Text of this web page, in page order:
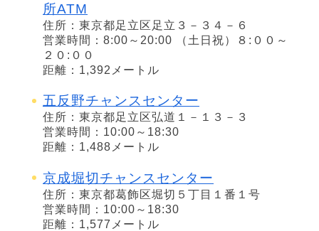
所ATM
住所：東京都足立区足立３－３４－６
営業時間：8:00～20:00 （土日祝）８:００～
２０:００
距離：1,392メートル
五反野チャンスセンター
住所：東京都足立区弘道１－１３－３
営業時間：10:00～18:30
距離：1,488メートル
京成堀切チャンスセンター
住所：東京都葛飾区堀切５丁目１番１号
営業時間：10:00～18:30
距離：1,577メートル